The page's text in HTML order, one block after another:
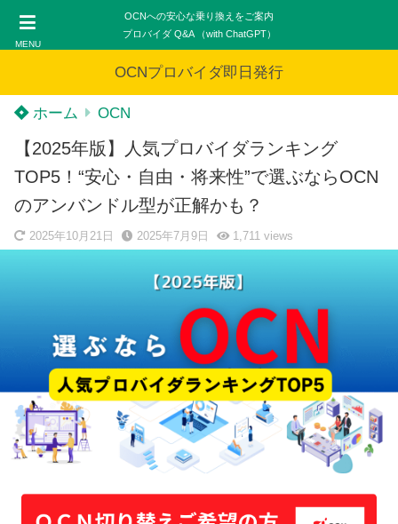
MENU
OCNへの安心な乗り換えをご案内
プロバイダ Q&A （with ChatGPT）
OCNプロバイダ即日発行
ホーム OCN
【2025年版】人気プロバイダランキング
TOP5！“安心・自由・将来性”で選ぶならOCN
のアンバンドル型が正解かも？
2025年10月21日 2025年7月9日 1,711views